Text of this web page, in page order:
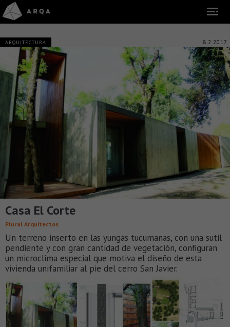
ARQUITECTURA 8.2.2017
Casa El Corte
Plural Arquitectos
Un terreno inserto en las yungas tucumanas, con una sutil
pendiente y con gran cantidad de vegetación, configuran
un microclima especial que motiva el diseño de esta
vivienda unifamiliar al pie del cerro San Javier.